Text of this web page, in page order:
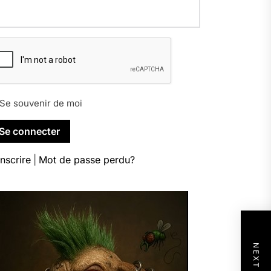
Se souvenir de moi
Mot de passe perdu?